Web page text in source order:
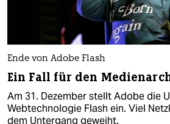
Ende von Adobe Flash
Ein Fall für den
Am 31. Dezember stellt Adobe die
Webtechnologie Flash ein. Viel
dem Untergang geweiht.